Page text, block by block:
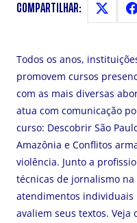
COMPARTILHAR:
Todos os anos,
promovem cursos
com as mais diversas
atua com comunicação
curso: Descobrir São
Amazônia e Conflitos
violência. Junto a
técnicas de jornalismo
atendimentos individuais
avaliem seus textos.